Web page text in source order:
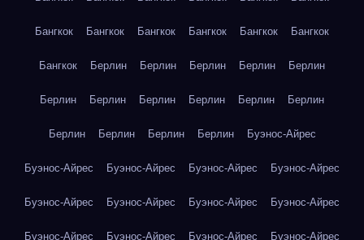
Бангкок Бангкок Бангкок Бангкок Бангкок Бангкок
Бангкок Берлин Берлин Берлин Берлин Берлин
Берлин Берлин Берлин Берлин Берлин Берлин
Берлин Берлин Берлин Берлин Буэнос-Айрес
Буэнос-Айрес Буэнос-Айрес Буэнос-Айрес Буэнос-Айрес
Буэнос-Айрес Буэнос-Айрес Буэнос-Айрес Буэнос-Айрес
Буэнос-Айрес Буэнос-Айрес Буэнос-Айрес Буэнос-Айрес